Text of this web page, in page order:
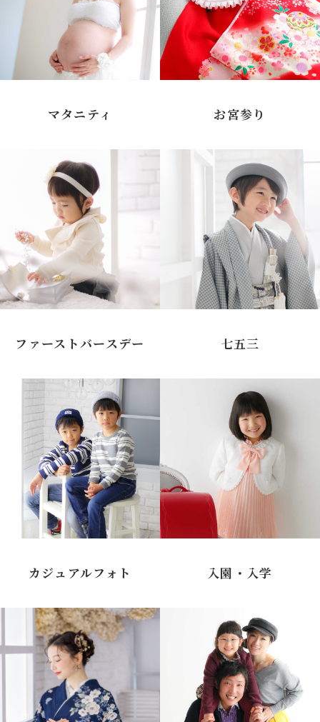
マタニティ お宮参り
ファーストバースデー 七五三
カジュアルフォト 入園・入学